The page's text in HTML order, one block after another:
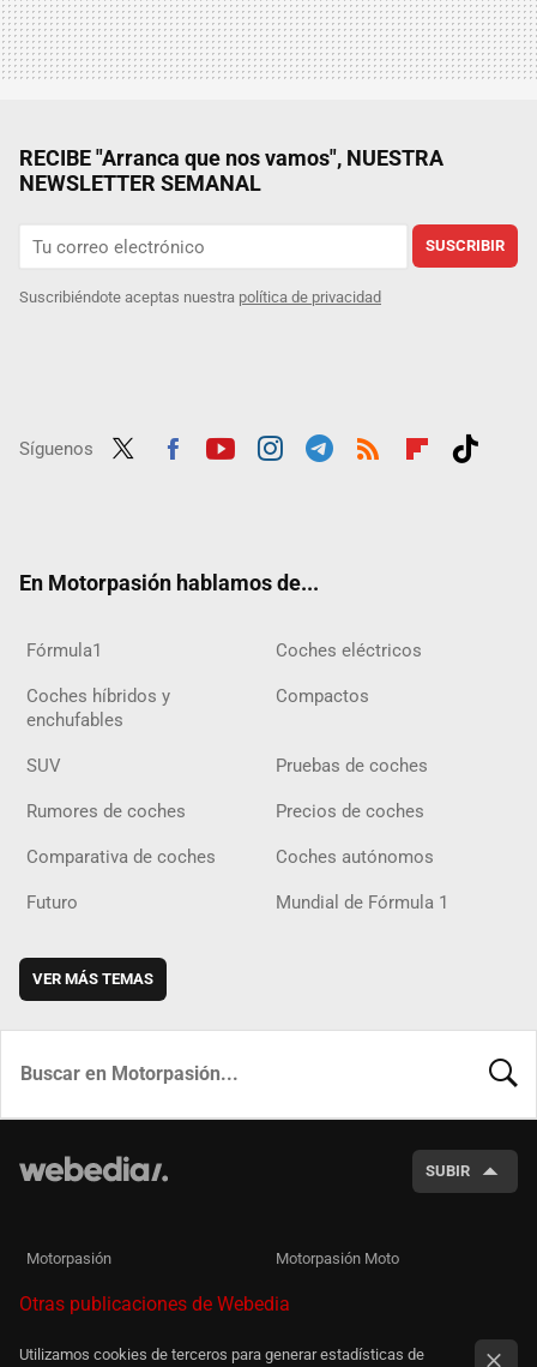
RECIBE "Arranca que nos vamos", NUESTRA
NEWSLETTER SEMANAL
SUSCRIBIR
Suscribiéndote aceptas nuestra política de privacidad
Síguenos
En Motorpasión hablamos de...
Fórmula1 Coches eléctricos
Coches híbridos y
enchufables
Compactos
SUV Pruebas de coches
Rumores de coches Precios de coches
Comparativa de coches Coches autónomos
Futuro Mundial de Fórmula 1
VER MÁS TEMAS
SUBIR
Motorpasión Motorpasión Moto
Otras publicaciones de Webedia
Utilizamos cookies de terceros para generar estadísticas de